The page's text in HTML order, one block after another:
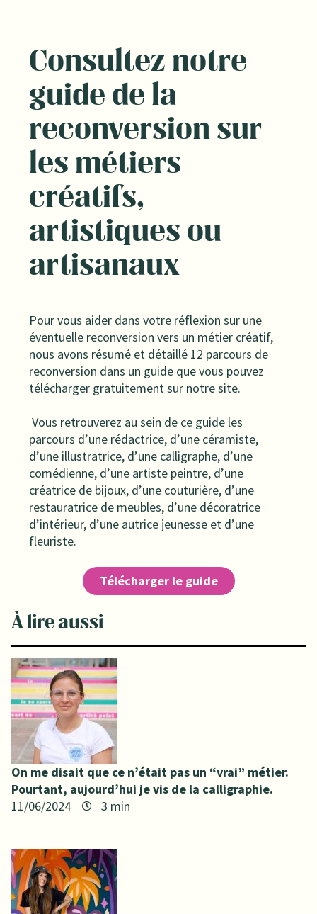
Consultez notre
guide de la
reconversion sur
les métiers
créatifs,
artistiques ou
artisanaux
Pour vous aider dans votre réflexion sur une
éventuelle reconversion vers un métier créatif,
nous avons résumé et détaillé 12 parcours de
reconversion dans un guide que vous pouvez
télécharger gratuitement sur notre site.
Vous retrouverez au sein de ce guide les
parcours d’une rédactrice, d’une céramiste,
d’une illustratrice, d’une calligraphe, d’une
comédienne, d’une artiste peintre, d’une
créatrice de bijoux, d’une couturière, d’une
restauratrice de meubles, d’une décoratrice
d’intérieur, d’une autrice jeunesse et d’une
fleuriste.
Télécharger le guide
À lire aussi
On me disait que ce n’était pas un “vrai” métier.
Pourtant, aujourd’hui je vis de la calligraphie.
11/06/2024